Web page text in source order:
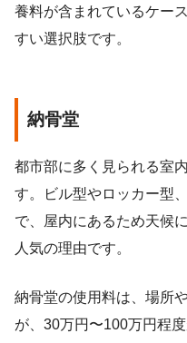
養料が含まれているケー
すい選択肢です。
納骨堂
都市部に多く見られる室
す。ビル型やロッカー型
で、屋内にあるため天候
人気の理由です。
納骨堂の使用料は、場所
が、30万円〜100万円程